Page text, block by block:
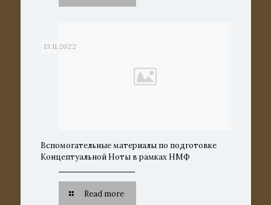
13.11.2022
Вспомогательные материалы по подготовке
Концептуальной Ноты в рамках НМФ
Read more